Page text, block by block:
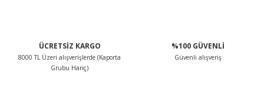
Ürün açıklamasında eksik bilgiler bulunuyor.
Ürün bilgilerinde hatalar bulunuyor.
ÜCRETSİZ KARGO
8000 TL Üzeri alışverişlerde (Kaporta
Grubu Hariç)
%100 GÜVENLİ
Güvenli alışveriş